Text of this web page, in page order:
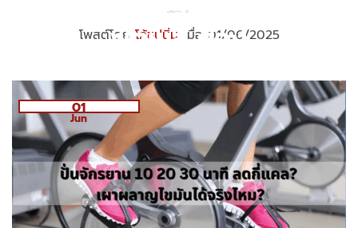
โพสต์โดย โค้ชปูนิ่ม เมื่อ 01/06/2025
01
Jun